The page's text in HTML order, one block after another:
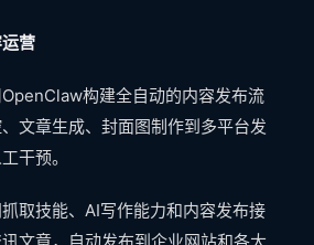
营
构建全自动的内容发布流
文章生成、封面图制作到多平台发
干预。
取技能、AI写作能力和内容发布接